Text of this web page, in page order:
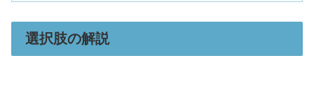
選択肢の解説